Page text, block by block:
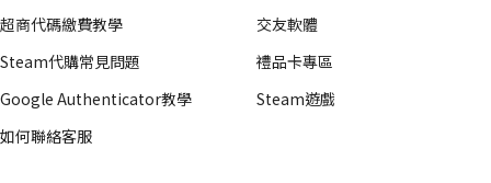
超商代碼繳費教學
Steam代購常見問題
Google Authenticator教學
如何聯絡客服
交友軟體
禮品卡專區
Steam遊戲